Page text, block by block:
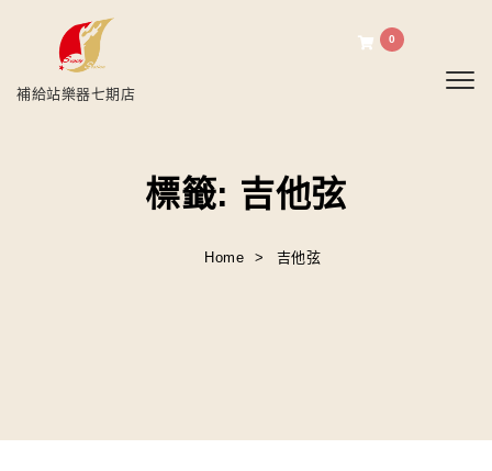
補給站樂器七期店
0
標籤: 吉他弦
Home 吉他弦